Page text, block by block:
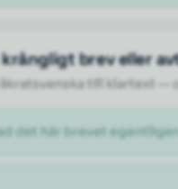
brev eller
till klartext —
det här brevet